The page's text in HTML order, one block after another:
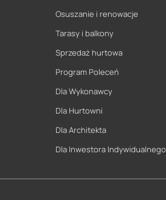
Osuszanie i renowacje
Tarasy i balkony
Sprzedaż hurtowa
Program Poleceń
Dla Wykonawcy
Dla Hurtowni
Dla Architekta
Dla Inwestora Indywidualnego